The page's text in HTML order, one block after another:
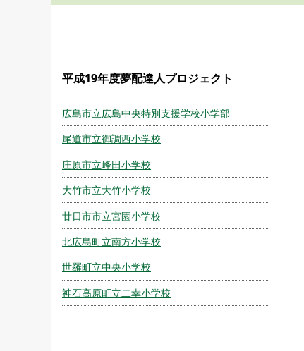
平成19年度夢配達人プロジェクト
広島市立広島中央特別支援学校小学部
尾道市立御調西小学校
庄原市立峰田小学校
大竹市立大竹小学校
廿日市市立宮園小学校
北広島町立南方小学校
世羅町立中央小学校
神石高原町立二幸小学校